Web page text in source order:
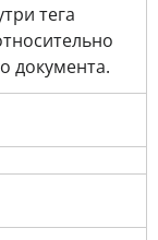
тега
документа.